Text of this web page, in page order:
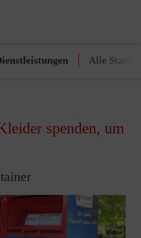
Alle
spenden, um